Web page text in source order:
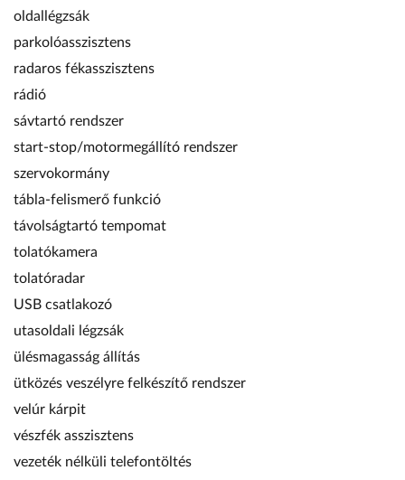
oldallégzsák
parkolóasszisztens
radaros fékasszisztens
rádió
sávtartó rendszer
start-stop/motormegállító rendszer
szervokormány
tábla-felismerő funkció
távolságtartó tempomat
tolatókamera
tolatóradar
USB csatlakozó
utasoldali légzsák
ülésmagasság állítás
ütközés veszélyre felkészítő rendszer
velúr kárpit
vészfék asszisztens
vezeték nélküli telefontöltés